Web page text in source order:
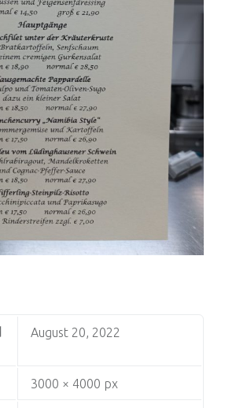
August 20, 2022
3000 × 4000 px